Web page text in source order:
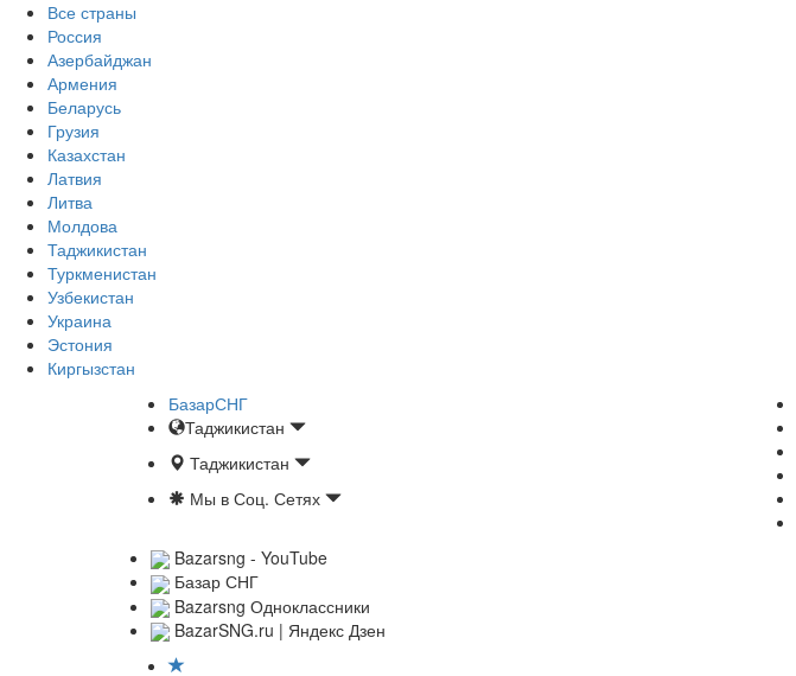
Все страны
Россия
Азербайджан
Армения
Беларусь
Грузия
Казахстан
Латвия
Литва
Молдова
Таджикистан
Туркменистан
Узбекистан
Украина
Эстония
Киргызстан
БазарСНГ
Таджикистан
Таджикистан
Мы в Соц. Сетях
Bazarsng - YouTube
Базар СНГ
Bazarsng Одноклассники
BazarSNG.ru | Яндекс Дзен